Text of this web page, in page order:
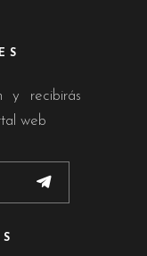
y recibirás
web